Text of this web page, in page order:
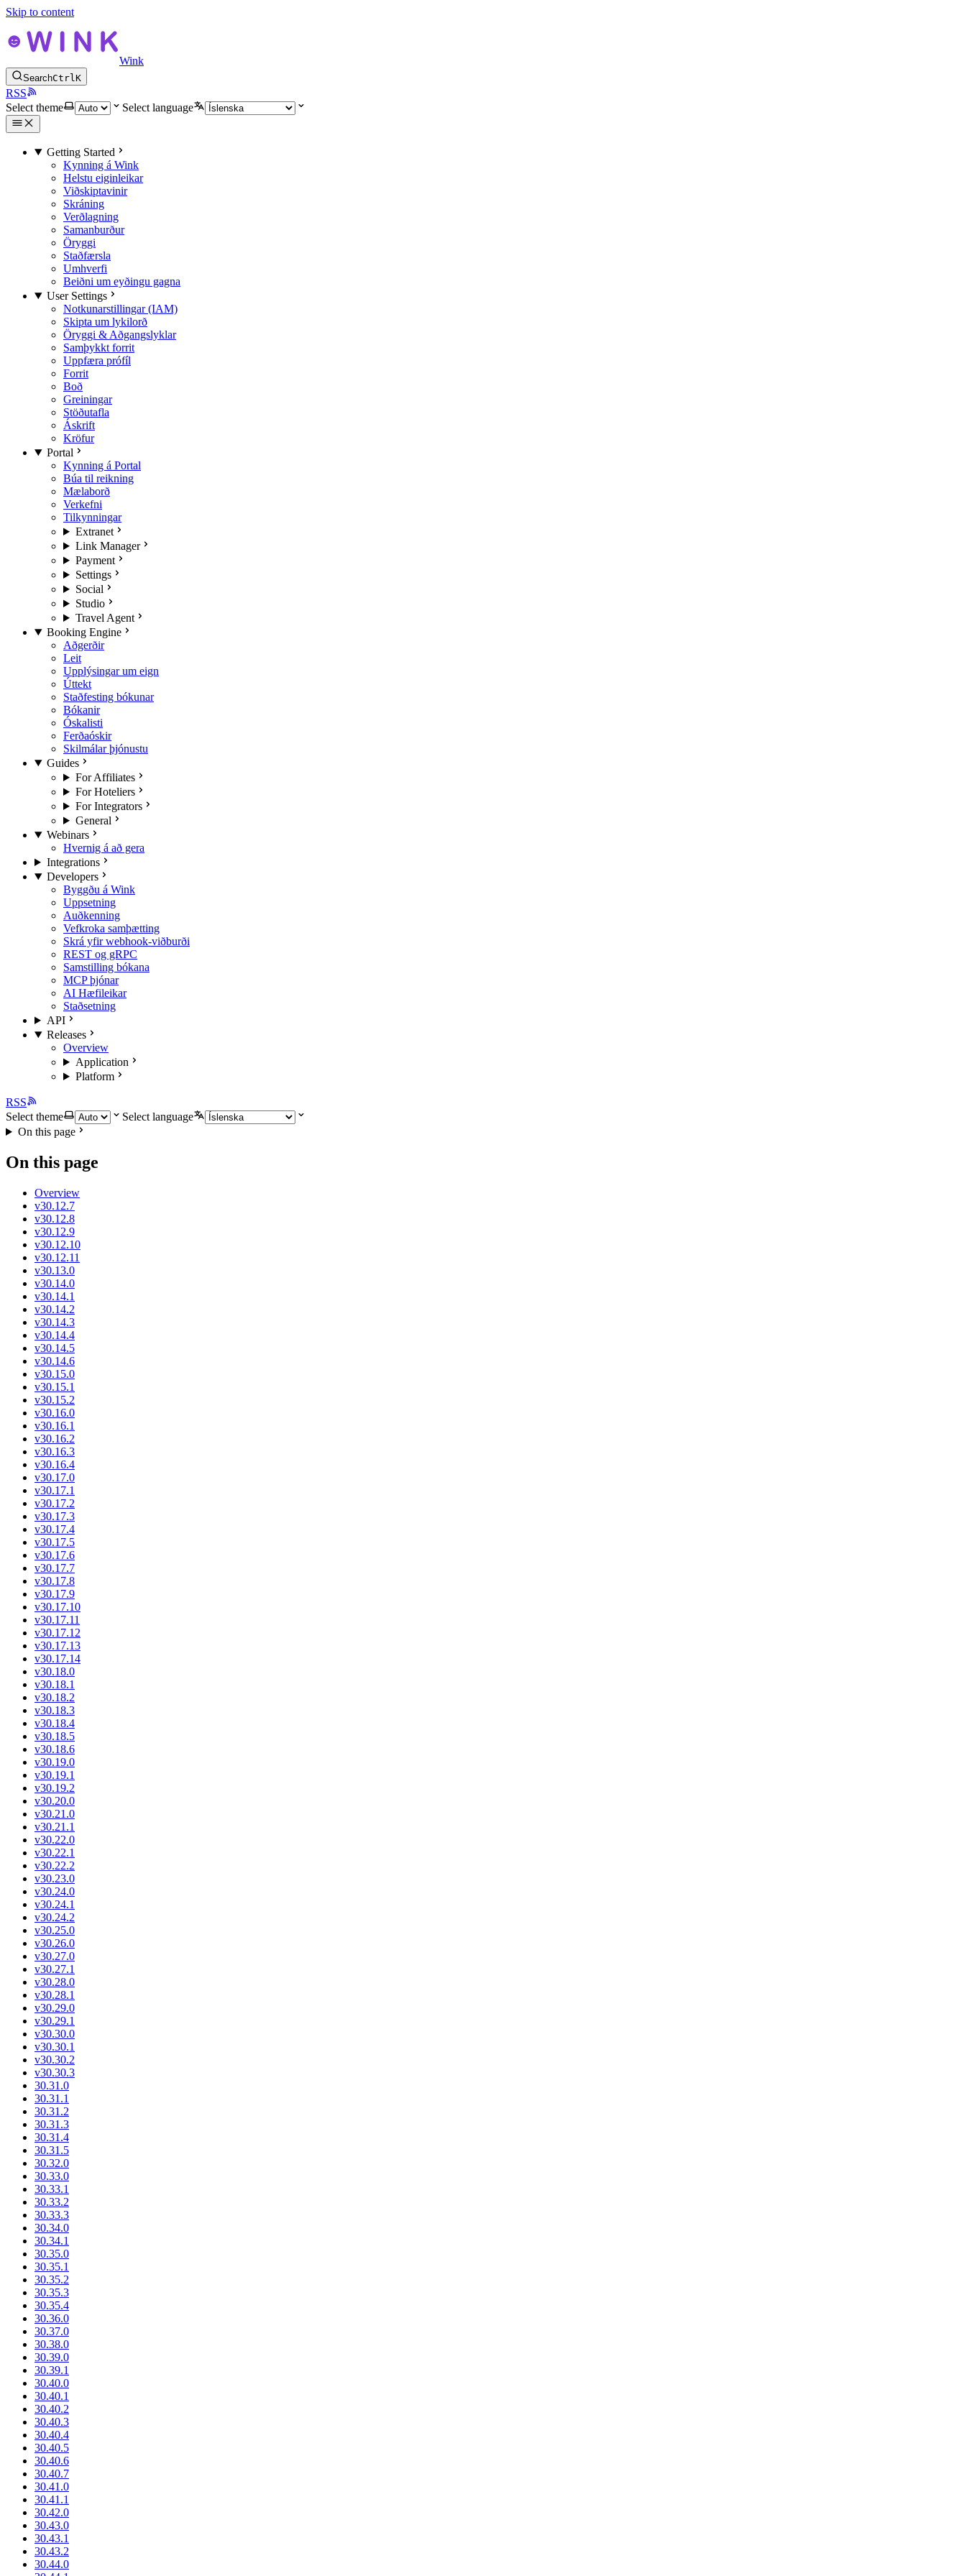
Skip to content
Wink
SearchCtrlK
RSS
Select theme
Select language
Getting Started
Kynning á Wink
Helstu eiginleikar
Viðskiptavinir
Skráning
Verðlagning
Samanburður
Öryggi
Staðfærsla
Umhverfi
Beiðni um eyðingu gagna
User Settings
Notkunarstillingar (IAM)
Skipta um lykilorð
Öryggi & Aðgangslyklar
Samþykkt forrit
Uppfæra prófíl
Forrit
Boð
Greiningar
Stöðutafla
Áskrift
Kröfur
Portal
Kynning á Portal
Búa til reikning
Mælaborð
Verkefni
Tilkynningar
Extranet
Link Manager
Payment
Settings
Social
Studio
Travel Agent
Booking Engine
Aðgerðir
Leit
Upplýsingar um eign
Úttekt
Staðfesting bókunar
Bókanir
Óskalisti
Ferðaóskir
Skilmálar þjónustu
Guides
For Affiliates
For Hoteliers
For Integrators
General
Webinars
Hvernig á að gera
Integrations
Developers
Byggðu á Wink
Uppsetning
Auðkenning
Vefkroka samþætting
Skrá yfir webhook-viðburði
REST og gRPC
Samstilling bókana
MCP þjónar
AI Hæfileikar
Staðsetning
API
Releases
Overview
Application
Platform
RSS
Select theme
Select language
On this page
On this page
Overview
v30.12.7
v30.12.8
v30.12.9
v30.12.10
v30.12.11
v30.13.0
v30.14.0
v30.14.1
v30.14.2
v30.14.3
v30.14.4
v30.14.5
v30.14.6
v30.15.0
v30.15.1
v30.15.2
v30.16.0
v30.16.1
v30.16.2
v30.16.3
v30.16.4
v30.17.0
v30.17.1
v30.17.2
v30.17.3
v30.17.4
v30.17.5
v30.17.6
v30.17.7
v30.17.8
v30.17.9
v30.17.10
v30.17.11
v30.17.12
v30.17.13
v30.17.14
v30.18.0
v30.18.1
v30.18.2
v30.18.3
v30.18.4
v30.18.5
v30.18.6
v30.19.0
v30.19.1
v30.19.2
v30.20.0
v30.21.0
v30.21.1
v30.22.0
v30.22.1
v30.22.2
v30.23.0
v30.24.0
v30.24.1
v30.24.2
v30.25.0
v30.26.0
v30.27.0
v30.27.1
v30.28.0
v30.28.1
v30.29.0
v30.29.1
v30.30.0
v30.30.1
v30.30.2
v30.30.3
30.31.0
30.31.1
30.31.2
30.31.3
30.31.4
30.31.5
30.32.0
30.33.0
30.33.1
30.33.2
30.33.3
30.34.0
30.34.1
30.35.0
30.35.1
30.35.2
30.35.3
30.35.4
30.36.0
30.37.0
30.38.0
30.39.0
30.39.1
30.40.0
30.40.1
30.40.2
30.40.3
30.40.4
30.40.5
30.40.6
30.40.7
30.41.0
30.41.1
30.42.0
30.43.0
30.43.1
30.43.2
30.44.0